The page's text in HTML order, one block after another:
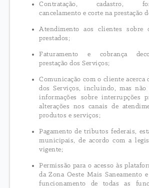
Contratação, cadastro,
cancelamento e corte na prestação
Atendimento aos clientes sobre
prestados;
Faturamento e cobrança
prestação dos Serviços;
Comunicação com o cliente acerca
dos Serviços, incluindo, mas
informações sobre interrupções
alterações nos canais de
produtos e serviços;
Pagamento de tributos federais,
municipais, de acordo com a
vigente;
Permissão para o acesso às
da Zona Oeste Mais Saneamento
funcionamento de todas as